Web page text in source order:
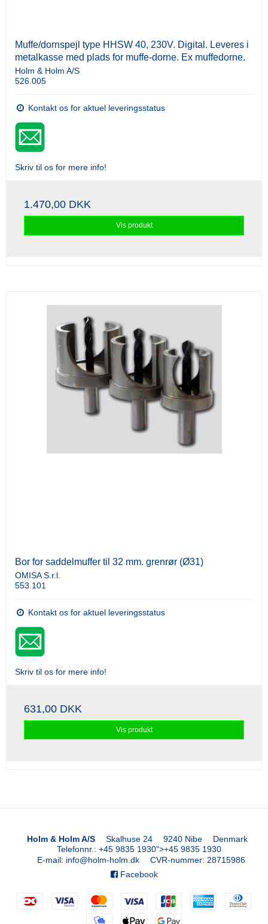
Muffe/dornspejl type HHSW 40, 230V. Digital. Leveres i
metalkasse med plads for muffe-dorne. Ex muffedorne.
Holm & Holm A/S
526.005
Kontakt os for aktuel leveringsstatus
Skriv til os for mere info!
1.470,00 DKK
Vis produkt
Bor for saddelmuffer til 32 mm. grenrør (Ø31)
OMISA S.r.l.
553.101
Kontakt os for aktuel leveringsstatus
Skriv til os for mere info!
631,00 DKK
Vis produkt
Holm & Holm A/S Skalhuse 24 9240 Nibe
Denmark
Telefonnr.: +45 9835 1930">+45 9835 1930
E-mail: info@holm-holm.dk CVR-nummer: 28715986
Facebook